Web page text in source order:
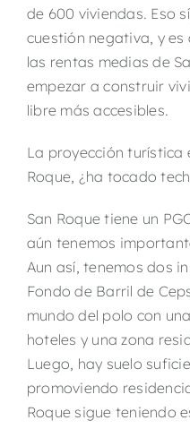
de 600 viviendas. Eso
cuestión negativa, y es
las rentas medias de
empezar a construir
libre más accesibles.
La proyección turística
Roque, ¿ha tocado
San Roque tiene un
aún tenemos
Aun así, tenemos dos
Fondo de Barril de
mundo del polo con
hoteles y una zona
Luego, hay suelo
promoviendo
Roque sigue teniendo